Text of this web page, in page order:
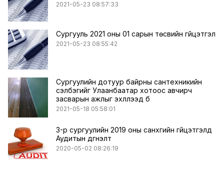
2021-05-23 08:57:33
Сургууль 2021 оны 01 сарын төсвийн гүйцэтгэл
2021-05-23 08:55:42
Сургуулийн дотуур байрны сантехникийн
сэлбэгийг Улаанбаатар хотоос авчирч
засварын ажлыг эхлүүлээд б
2021-05-18 05:58:01
3-р сургуулийн 2019 оны санхүүгийн гүйцэтгэлд
Аудитын дүгнэлт
2020-05-02 08:26:19